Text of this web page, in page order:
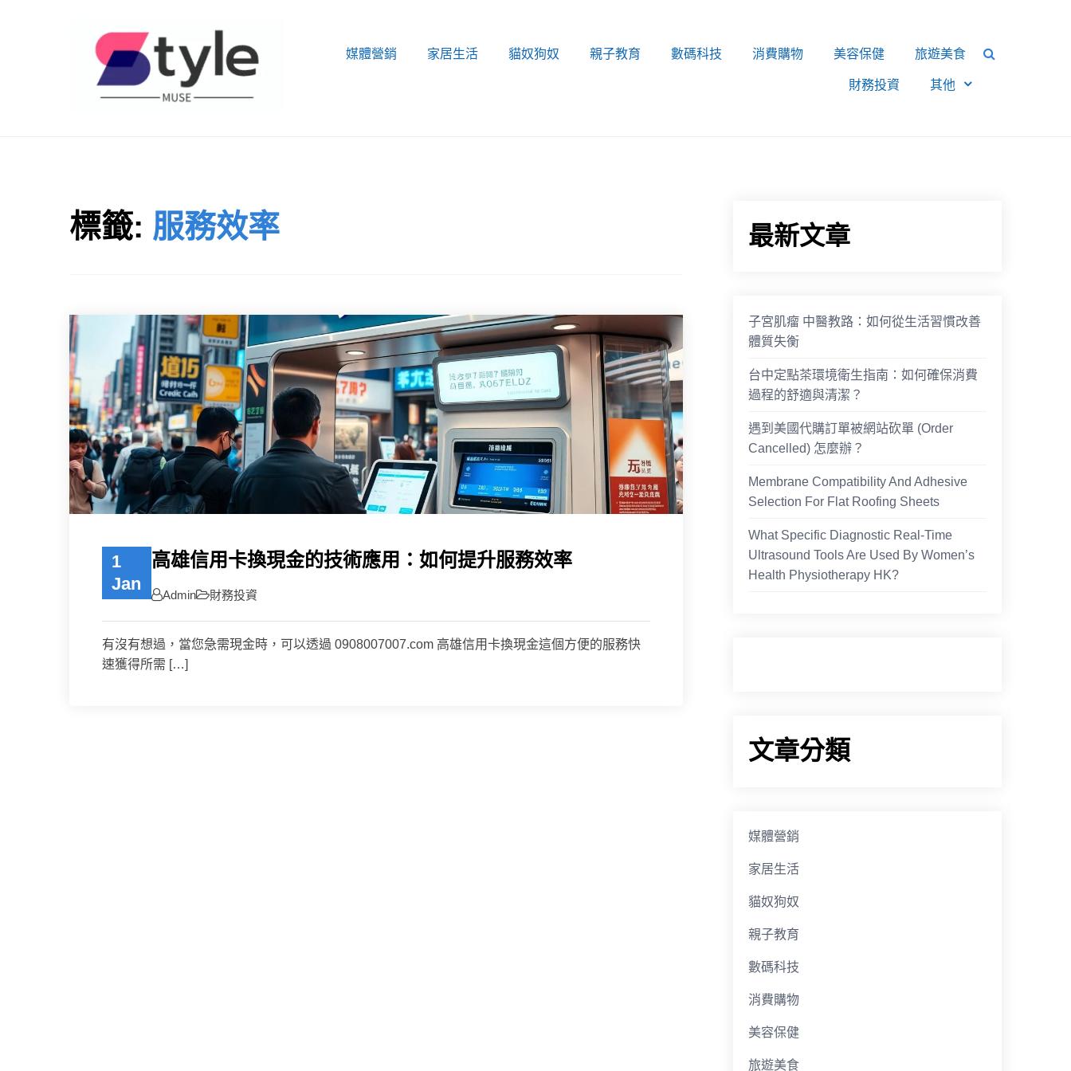
媒體營銷 家居生活 貓奴狗奴 親子教育 數碼科技 消費購物 美容保健 旅遊美食
財務投資 其他
標籤: 服務效率
1
Jan
高雄信用卡換現金的技術應用：如何提升服務效率
Admin 財務投資
有沒有想過，當您急需現金時，可以透過 0908007007.com 高雄信用卡換現金這個方便的服務快
速獲得所需 […]
最新文章
子宮肌瘤 中醫教路：如何從生活習慣改善
體質失衡
台中定點茶環境衛生指南：如何確保消費
過程的舒適與清潔？
遇到美國代購訂單被網站砍單 (Order
Cancelled) 怎麼辦？
Membrane Compatibility And Adhesive
Selection For Flat Roofing Sheets
What Specific Diagnostic Real-Time
Ultrasound Tools Are Used By Women’s
Health Physiotherapy HK?
文章分類
媒體營銷
家居生活
貓奴狗奴
親子教育
數碼科技
消費購物
美容保健
旅遊美食